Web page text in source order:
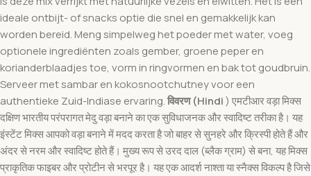
ideale ontbijt- of snacks optie die snel en gemakkelijk kan
worden bereid. Meng simpelweg het poeder met water, voeg
optionele ingrediënten zoals gember, groene peper en
korianderblaadjes toe, vorm in ringvormen en bak tot goudbruin.
Serveer met sambar en kokosnootchutney voor een
authentieke Zuid-Indiase ervaring.विवरण (Hindi) एमटीआर वड़ा मिक्स
दक्षिण भारतीय परंपरागत मेदु वड़ा बनाने का एक सुविधाजनक और स्वादिष्ट तरीका है। यह
इंस्टेंट मिक्स आपको वड़ा बनाने में मदद करता है जो बाहर से सुनहरे और क्रिस्पी होते हैं और
अंदर से नरम और स्वादिष्ट होते हैं। मुख्य रूप से उरद दाल (ब्लैक ग्राम) से बना, यह मिक्स
प्राकृतिक फाइबर और प्रोटीन से भरपूर है। यह एक आदर्श नाश्ता या स्नैक्स विकल्प है जिसे